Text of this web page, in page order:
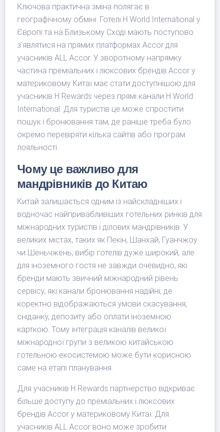
Ключова практична зміна полягає в
географічному обміні. Готелі H World International у
Європі та на Близькому Сході мають поступово
з'являтися на прямих платформах Accor для
учасників ALL Accor. У зворотному напрямку
частина преміальних і люксових брендів Accor у
материковому Китаї має стати доступнішою для
учасників H Rewards через прямі канали H World
International. Для туристів це може спростити
пошук і бронювання там, де раніше треба було
окремо перевіряти кілька сайтів або програм
лояльності.
Чому це важливо для
мандрівників до Китаю
Китай залишається одним із найскладніших і
водночас найпривабливіших готельних ринків для
міжнародних туристів і ділових мандрівників. У
великих містах, таких як Пекін, Шанхай, Гуанчжоу
чи Шеньчжень, вибір готелів дуже широкий, але
для іноземного гостя не завжди очевидно, які
бренди мають звичний міжнародний рівень
сервісу, які канали бронювання надійні, де
коректно відображаються умови скасування,
сніданку, депозиту або оплати іноземною
карткою. Тому інтеграція каналів великої
міжнародної групи з великою китайською
готельною екосистемою може бути корисною
саме на етапі планування.
Для учасників H Rewards партнерство відкриває
більше доступу до преміальних і люксових
брендів Accor у материковому Китаї. Для
учасників ALL Accor воно може зробити